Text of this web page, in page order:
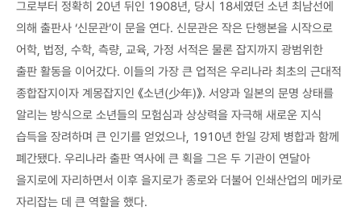
그로부터 정확히 20년 뒤인 1908년, 당시 18세였던 소년 최남선에
의해 출판사 ‘신문관’이 문을 연다. 신문관은 작은 단행본을 시작으로
어학, 법정, 수학, 측량, 교육, 가정 서적은 물론 잡지까지 광범위한
출판 활동을 이어갔다. 이들의 가장 큰 업적은 우리나라 최초의 근대적
종합잡지이자 계몽잡지인 《소년(少年)》. 서양과 일본의 문명 상태를
알리는 방식으로 소년들의 모험심과 상상력을 자극해 새로운 지식
습득을 장려하며 큰 인기를 얻었으나, 1910년 한일 강제 병합과 함께
폐간됐다. 우리나라 출판 역사에 큰 획을 그은 두 기관이 연달아
을지로에 자리하면서 이후 을지로가 종로와 더불어 인쇄산업의 메카로
자리잡는 데 큰 역할을 했다.